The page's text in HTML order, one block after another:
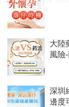
大陸
風險
深圳
邊度